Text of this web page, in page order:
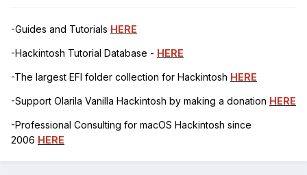
-Guides and Tutorials HERE
-Hackintosh Tutorial Database - HERE
-The largest EFI folder collection for Hackintosh HERE
-Support Olarila Vanilla Hackintosh by making a donation HERE
-Professional Consulting for macOS Hackintosh since
2006 HERE